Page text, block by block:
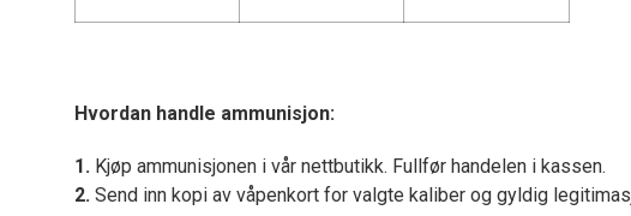
Hvordan handle ammunisjon:
1. Kjøp ammunisjonen i vår nettbutikk. Fullfør handelen i kassen.
2. Send inn kopi av våpenkort for valgte kaliber og gyldig